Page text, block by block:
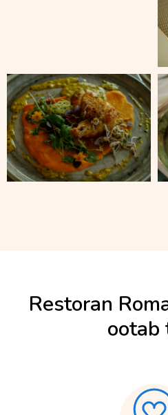
Restoran
ootab